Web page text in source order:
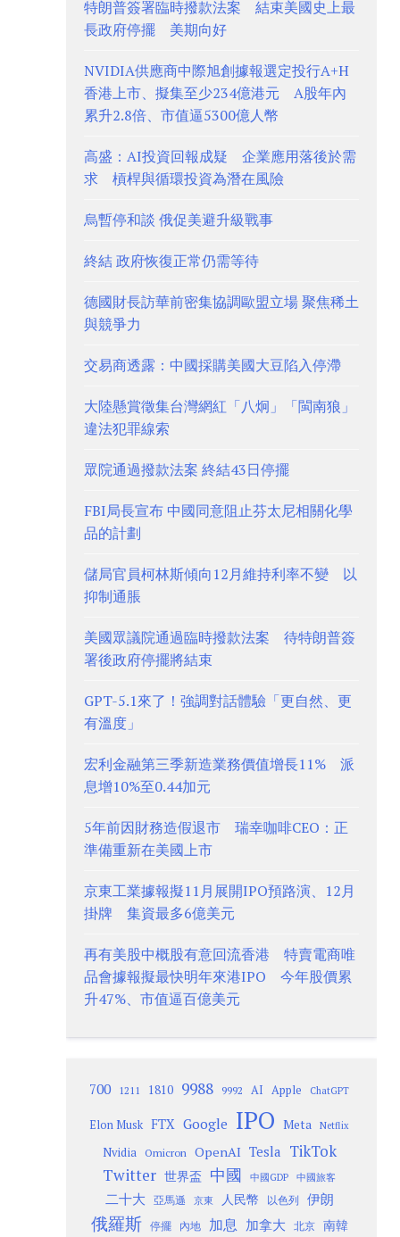
特朗普簽署臨時撥款法案 結束美國史上最
長政府停擺 美期向好
NVIDIA供應商中際旭創據報選定投行A+H
香港上市、擬集至少234億港元 A股年內
累升2.8倍、市值逼5300億人幣
高盛：AI投資回報成疑 企業應用落後於需
求 槓桿與循環投資為潛在風險
烏暫停和談 俄促美避升級戰事
終結 政府恢復正常仍需等待
德國財長訪華前密集協調歐盟立場 聚焦稀土
與競爭力
交易商透露：中國採購美國大豆陷入停滯
大陸懸賞徵集台灣網紅「八炯」「閩南狼」
違法犯罪線索
眾院通過撥款法案 終結43日停擺
FBI局長宣布 中國同意阻止芬太尼相關化學
品的計劃
儲局官員柯林斯傾向12月維持利率不變 以
抑制通脹
美國眾議院通過臨時撥款法案 待特朗普簽
署後政府停擺將結束
GPT-5.1來了！強調對話體驗「更自然、更
有溫度」
宏利金融第三季新造業務價值增長11% 派
息增10%至0.44加元
5年前因財務造假退市 瑞幸咖啡CEO：正
準備重新在美國上市
京東工業據報擬11月展開IPO預路演、12月
掛牌 集資最多6億美元
再有美股中概股有意回流香港 特賣電商唯
品會據報擬最快明年來港IPO 今年股價累
升47%、市值逼百億美元
700 1211 1810 9988 9992 AI Apple ChatGPT
Elon Musk FTX Google IPO Meta Netflix
Nvidia Omicron OpenAI Tesla TikTok
Twitter 世界盃 中國 中國GDP 中國旅客
二十大 亞馬遜 京東 人民幣 以色列 伊朗
俄羅斯 停擺 內地 加息 加拿大 北京
南韓